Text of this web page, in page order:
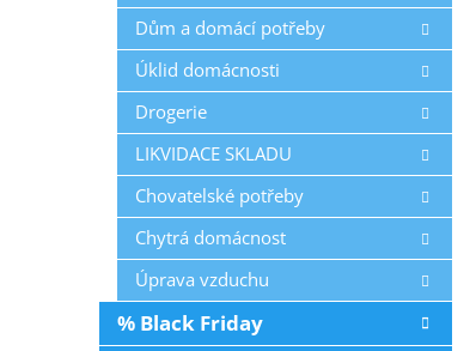
Dům a domácí potřeby
Úklid domácnosti
Drogerie
LIKVIDACE SKLADU
Chovatelské potřeby
Chytrá domácnost
Úprava vzduchu
% Black Friday